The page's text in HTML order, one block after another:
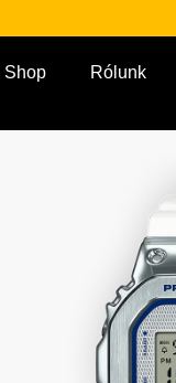
Shop Rólunk